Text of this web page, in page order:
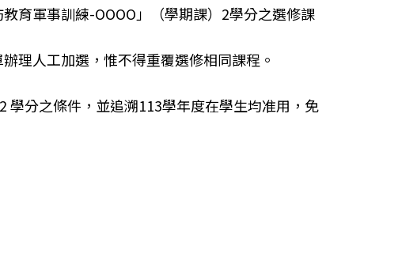
育軍事訓練-OOOO」（學期課）2學分之選修課
理人工加選，惟不得重覆選修相同課程。
學分之條件，並追溯113學年度在學生均准用，免